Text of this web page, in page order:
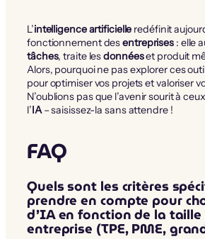
L’intelligence artificielle redéfinit
fonctionnement desentreprises : elle
tâches, traite lesdonnéeset produit
Alors, pourquoi ne pas explorer ces
pour optimiser vos projets et valoriser
N’oublions pas que l’avenir sourit à
l’IA– saisissez-la sans attendre !
FAQ
Quels sont les critères
prendre en compte pour
d’IA en fonction de la
entreprise (TPE, PME,